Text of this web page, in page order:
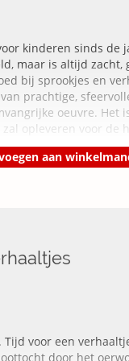
filosofie en
geholpen.
plek op aarde
maan. Ook zijn er luxe
Draak :
Het zit
Winnie de Poeh,
levenswijsheden!
kinderen sinds de
maar is altijd zacht,
bij sprookjes en
prachtige,
oeuvre. Het
opleveren voor de
aan
voor een
door het